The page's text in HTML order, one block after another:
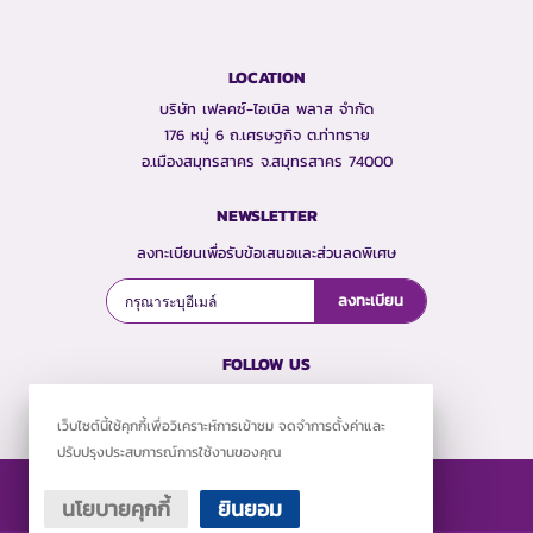
LOCATION
บริษัท เฟลคซ์-ไอเบิล พลาส จำกัด
176 หมู่ 6 ถ.เศรษฐกิจ ต.ท่าทราย
อ.เมืองสมุทรสาคร จ.สมุทรสาคร 74000
NEWSLETTER
ลงทะเบียนเพื่อรับข้อเสนอและส่วนลดพิเศษ
ลงทะเบียน
FOLLOW US
เว็บไซต์นี้ใช้คุกกี้เพื่อวิเคราะห์การเข้าชม จดจำการตั้งค่าและ
ปรับปรุงประสบการณ์การใช้งานของคุณ
นโยบายคุกกี้ ยินยอม